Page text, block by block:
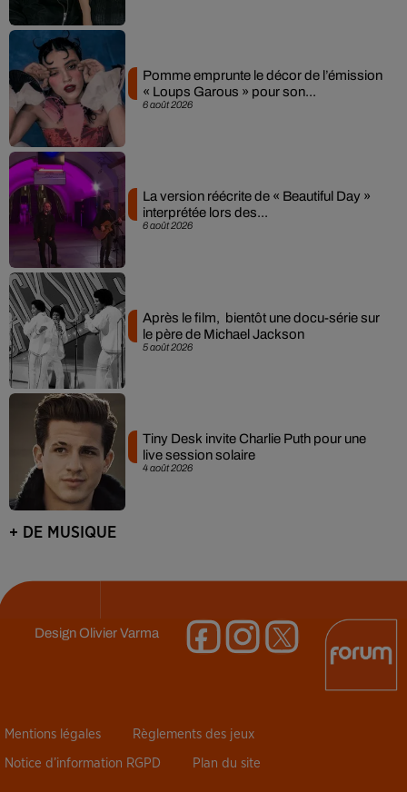
6 août 2026
Pomme emprunte le décor de l’émission
« Loups Garous » pour son...
6 août 2026
La version réécrite de « Beautiful Day »
interprétée lors des...
5 août 2026
Après le film, bientôt une docu-série sur
le père de Michael Jackson
4 août 2026
Tiny Desk invite Charlie Puth pour une
live session solaire
+ DE MUSIQUE
DesignOlivier Varma
Mentions légales Règlements des jeux
Notice d’information RGPD Plan du site